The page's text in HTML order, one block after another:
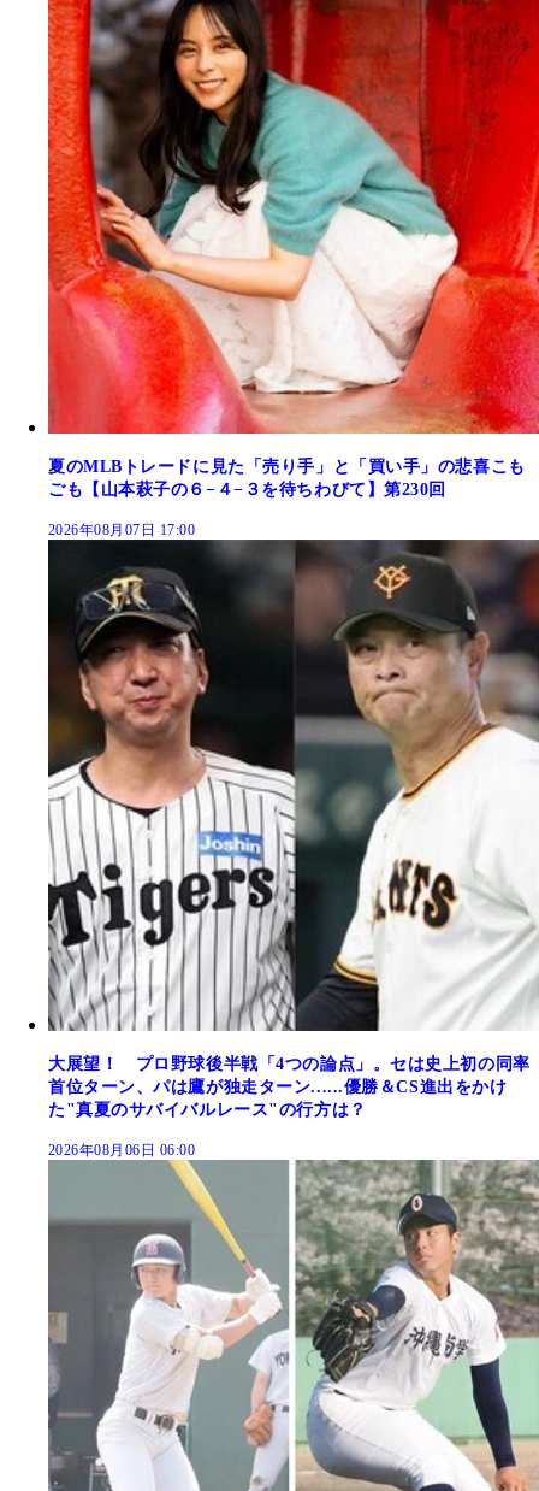
夏のMLBトレードに見た「売り手」と「買い手」の悲喜こも
ごも【山本萩子の６−４−３を待ちわびて】第230回
2026年08月07日 17:00
大展望！ プロ野球後半戦「4つの論点」。セは史上初の同率
首位ターン、パは鷹が独走ターン......優勝＆CS進出をかけ
た"真夏のサバイバルレース"の行方は？
2026年08月06日 06:00